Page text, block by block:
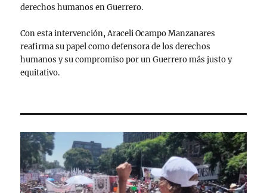
derechos humanos en Guerrero.
Con esta intervención, Araceli Ocampo Manzanares
reafirma su papel como defensora de los derechos
humanos y su compromiso por un Guerrero más justo y
equitativo.